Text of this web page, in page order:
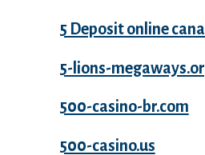
5 Deposit online
5-lions-
500-casino-br.com
500-casino.us